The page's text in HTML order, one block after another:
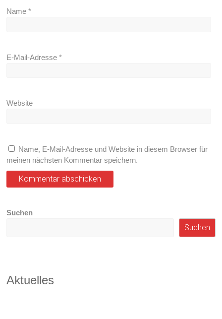
Name*
E-Mail-Adresse*
Website
Name, E-Mail-Adresse und Website in diesem Browser für
meinen nächsten Kommentar speichern.
Suchen
Suchen
Aktuelles